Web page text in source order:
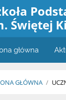
Świętej
główna
GŁÓWNA /